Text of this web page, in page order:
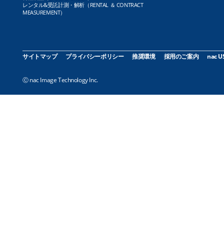
レンタル&受託計測・解析（RENTAL ＆ CONTRACT
MEASUREMENT）
サイトマップ プライバシーポリシー 推奨環境 採用のご案内 nac
Ⓒ nac Image Technology Inc.